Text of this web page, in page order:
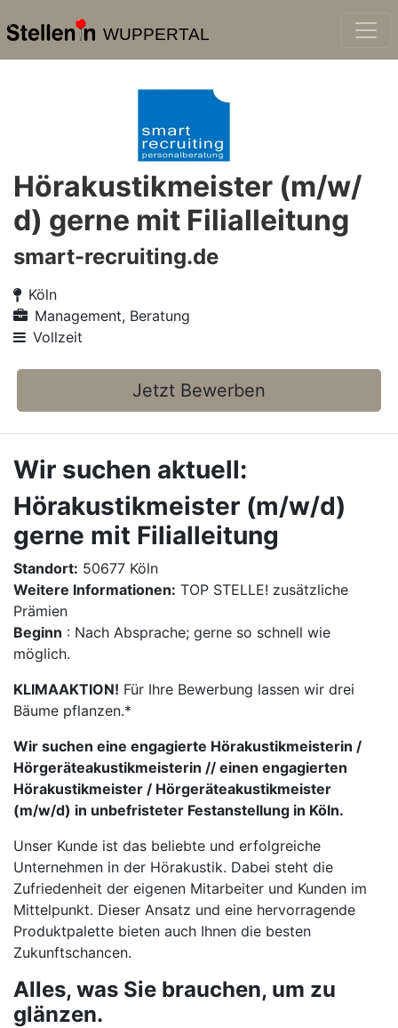
WUPPERTAL
Hörakustikmeister (m/w/
d) gerne mit Filialleitung
smart-recruiting.de
Köln
Management, Beratung
Vollzeit
Jetzt Bewerben
Wir suchen aktuell:
Hörakustikmeister (m/w/d)
gerne mit Filialleitung
Standort: 50677 Köln
Weitere Informationen: TOP STELLE! zusätzliche
Prämien
Beginn : Nach Absprache; gerne so schnell wie
möglich.
KLIMAAKTION! Für Ihre Bewerbung lassen wir drei
Bäume pflanzen.*
Wir suchen eine engagierte Hörakustikmeisterin /
Hörgeräteakustikmeisterin // einen engagierten
Hörakustikmeister / Hörgeräteakustikmeister
(m/w/d) in unbefristeter Festanstellung in Köln.
Unser Kunde ist das beliebte und erfolgreiche
Unternehmen in der Hörakustik. Dabei steht die
Zufriedenheit der eigenen Mitarbeiter und Kunden im
Mittelpunkt. Dieser Ansatz und eine hervorragende
Produktpalette bieten auch Ihnen die besten
Zukunftschancen.
Alles, was Sie brauchen, um zu
glänzen.